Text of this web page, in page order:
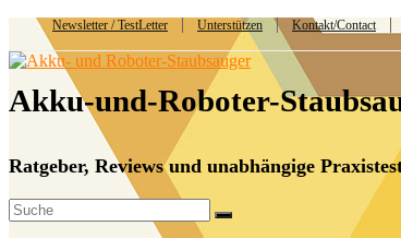
Newsletter / TestLetter Unterstützen Kontakt/Contact
Akku-und-Roboter-
Ratgeber, Reviews und unabhängige